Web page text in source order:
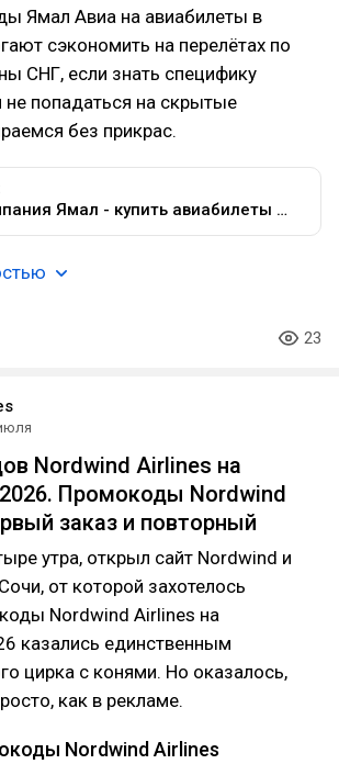
Ямал Авиа на авиабилеты в
сэкономить на перелётах по
СНГ, если знать специфику
не попадаться на скрытые
без прикрас.
Авиакомпания Ямал - купить авиабилеты от 11 483 ₽ на Trip.com
23
Nordwind Airlines на
Промокоды Nordwind
заказ и повторный
утра, открыл сайт Nordwind и
от которой захотелось
Nordwind Airlines на
казались единственным
цирка с конями. Но оказалось,
как в рекламе.
Nordwind Airlines